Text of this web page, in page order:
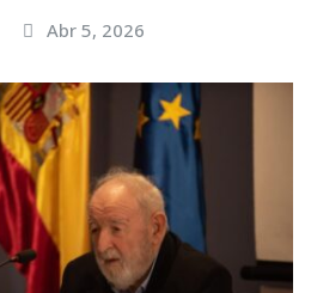
Abr 5, 2026